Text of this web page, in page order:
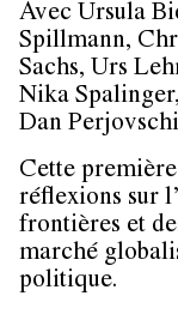
Avec Ursula
Spillmann,
Sachs, Urs
Nika
Dan Perjovschi
Cette
réflexions sur
frontières et
marché
politique.